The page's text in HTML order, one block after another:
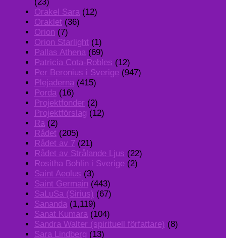
Orakel Sara (12)
Oraklet (36)
Orion (7)
Orion Starlight (1)
Pallas Athena (69)
Patricia Cota-Robles (12)
Per Beronius i Sverige (947)
Plejaderna (415)
Porda (16)
Projektfonder (2)
Projektförslag (12)
Ra (2)
Rådet (205)
Rådet av 7 (21)
Rådet av Strålande Ljus (22)
Rositha Bohlin i Sverige (2)
Saint Aeolus (3)
Saint Germain (443)
SaLuSa (Sirius) (67)
Sananda (1,119)
Sanat Kumara (104)
Sandra Walter (spirituell författare) (8)
Sara Lindberg (13)